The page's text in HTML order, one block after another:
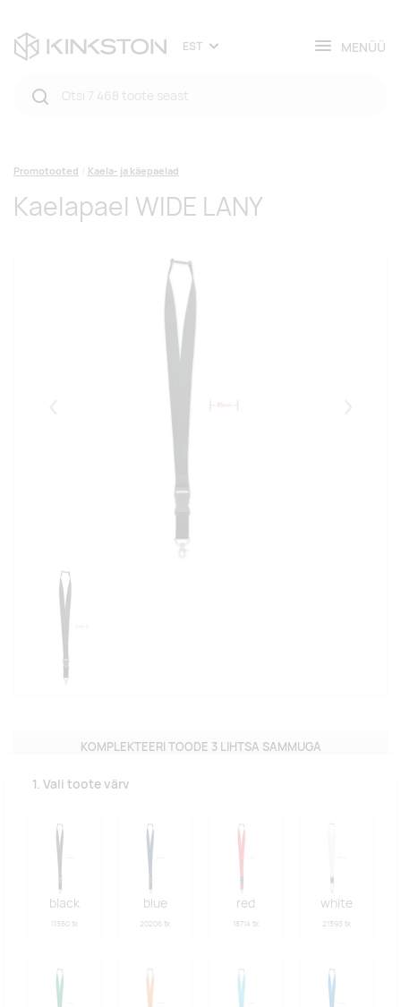
EST MENÜÜ
Promotooted Kaela- ja käepaelad
Kaelapael WIDE LANY
KOMPLEKTEERI TOODE 3 LIHTSA SAMMUGA
1. Vali toote värv
black
11360 tk
blue
20206 tk
red
18714 tk
white
21393 tk